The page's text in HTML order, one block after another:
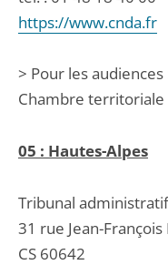
https://www.cnda.fr
> Pour les audiences
Chambre territoriale
05 : Hautes-Alpes
Tribunal
31 rue Jean-François
CS 60642